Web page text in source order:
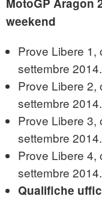
weekend
Prove Libere 1,
settembre 2014.
Prove Libere 2,
settembre 2014.
Prove Libere 3,
settembre 2014.
Prove Libere 4,
settembre 2014.
Qualifiche